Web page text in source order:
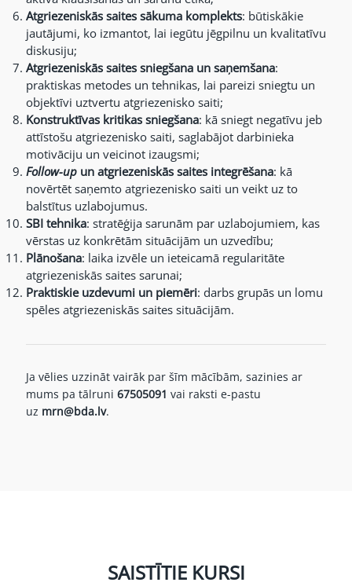
Atgriezeniskās saites sākuma komplekts: būtiskākie
jautājumi, ko izmantot, lai iegūtu jēgpilnu un kvalitatīvu
diskusiju;
Atgriezeniskās saites sniegšana un saņemšana:
praktiskas metodes un tehnikas, lai pareizi sniegtu un
objektīvi uztvertu atgriezenisko saiti;
Konstruktīvas kritikas sniegšana: kā sniegt negatīvu jeb
attīstošu atgriezenisko saiti, saglabājot darbinieka
motivāciju un veicinot izaugsmi;
Follow-up un atgriezeniskās saites integrēšana: kā
novērtēt saņemto atgriezenisko saiti un veikt uz to
balstītus uzlabojumus.
SBI tehnika: stratēģija sarunām par uzlabojumiem, kas
vērstas uz konkrētām situācijām un uzvedību;
Plānošana: laika izvēle un ieteicamā regularitāte
atgriezeniskās saites sarunai;
Praktiskie uzdevumi un piemēri: darbs grupās un lomu
spēles atgriezeniskās saites situācijām.
Ja vēlies uzzināt vairāk par šīm mācībām, sazinies ar
mums pa tālruni 67505091 vai raksti e-pastu
uz mrn@bda.lv.
SAISTĪTIE KURSI